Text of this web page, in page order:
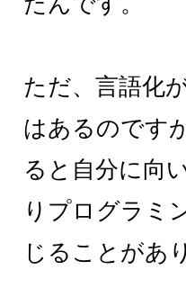
ただ、言語化
はあるのです
ると自分に向
りプログラミ
じることがあ